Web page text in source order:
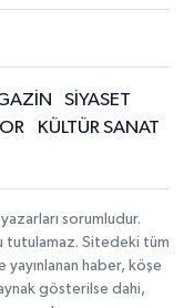
SİYASET
KÜLTÜR SANAT
sorumludur.
tutulamaz. Sitedeki tüm
yayınlanan haber, köşe
gösterilse dahi,